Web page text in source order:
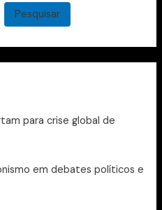
Pesquisar
para crise global de
em debates políticos e